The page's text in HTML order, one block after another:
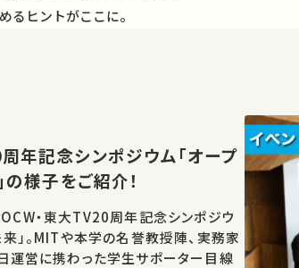
るヒントがここに。
年記念シンポジウム「オープ
様子をご紹介！
・東大TV20周年記念シンポジウ
」。MITや本学の名誉教授陣、実務家
運営に携わった学生サポーター目線